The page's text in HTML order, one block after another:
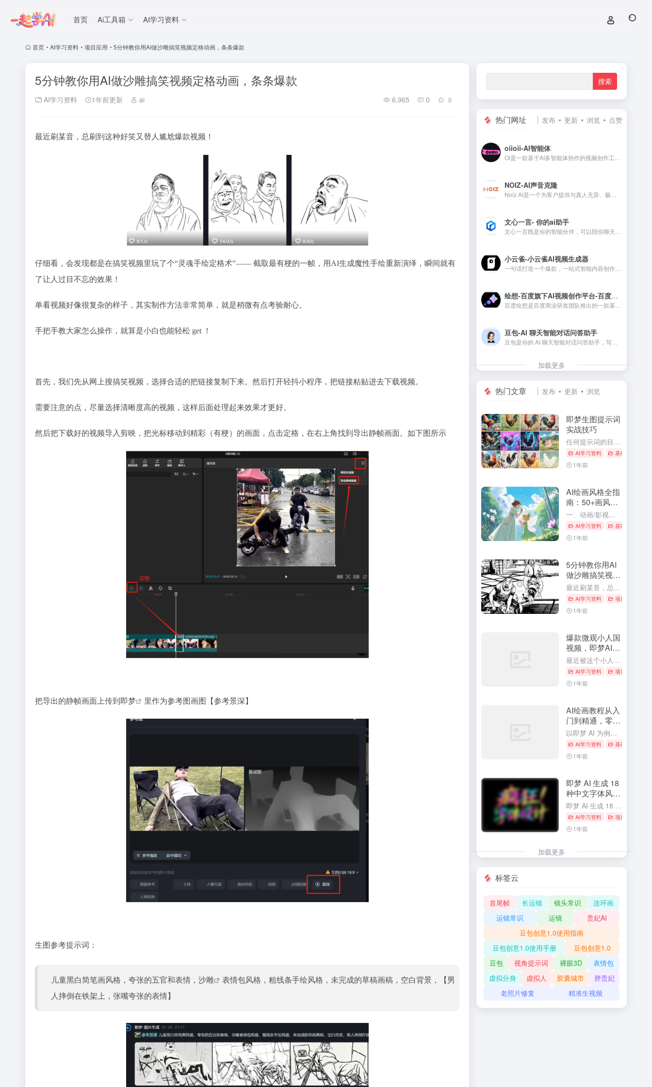
首页 Ai工具箱 AI学习资料
首页 • AI学习资料 • 项目应用 • 5分钟教你用AI做沙雕搞笑视频定格动画，条条爆款
5分钟教你用AI做沙雕搞笑视频定格动画，条条爆款
AI学习资料 1年前更新 ai 6,965 0 0
最近刷某音，总刷到这种好笑又替人尴尬爆款视频！
仔细看，会发现都是在搞笑视频里玩了个“灵魂手绘定格术”—— 截取最有梗的一帧，用AI生成魔性手绘重新演绎，瞬间就有
了让人过目不忘的效果！
单看视频好像很复杂的样子，其实制作方法非常简单，就是稍微有点考验耐心。
手把手教大家怎么操作，就算是小白也能轻松 get ！
首先，我们先从网上搜搞笑视频，选择合适的把链接复制下来。然后打开轻抖小程序，把链接粘贴进去下载视频。
需要注意的点，尽量选择清晰度高的视频，这样后面处理起来效果才更好。
然后把下载好的视频导入剪映，把光标移动到精彩（有梗）的画面，点击定格，在右上角找到导出静帧画面。如下图所示
把导出的静帧画面上传到 即梦 里作为参考图画图【参考景深】
生图参考提示词：
儿童黑白简笔画风格，夸张的五官和表情， 沙雕
表情包风格，粗线条手绘风格，未完成的草稿画稿，空白背景，【男
人摔倒在铁架上，张嘴夸张的表情】
热门网址 发布 更新 浏览 点赞
oiioii-AI智能体
NOIZ-AI声音克隆
文心一言- 你的ai助手
小云雀-小云雀AI视频生成器
绘想-百度旗下AI视频创作平台-百度蒸汽机
豆包-AI 聊天智能对话问答助手
加载更多
热门文章 发布 更新 浏览
即梦生图提示词
实战技巧
任何提示词的目的都在解决让AI明白你的意思，以便很好的为你干活。 但这里的关键是让AI明白而非自己明白。让AI明白就应该按照AI的习惯和理解去写提示词。 这一节，张老师把视线重新拉回到生图的基本逻辑上...
AI学习资料 基础技能
1年前
AI绘画风格全指
南：50+画风提
示词+实战案
例，解锁你的创
意边界
一、动画/影视工作室风格 吉卜力风格 适用情景：儿童绘本、治愈系插画、自然奇幻场景设计、动画概念稿。 案例：森林中的少女与发光的精灵，柔和色彩与细腻光影。 提示词：吉卜力风格，魔法森林，少女与精灵，柔...
AI学习资料 基础技能
1年前
5分钟教你用AI
做沙雕搞笑视频
定格动画，条条
爆款
最近刷某音，总刷到这种好笑又替人尴尬爆款视频！ 仔细看，会发现都是在搞笑视频里玩了个“灵魂手绘定格术”—— 截取最有梗的一帧，用AI生成魔性手绘重新演绎，瞬间就有了让人过目不忘的效果！ 单看视频好像很...
AI学习资料 项目应用
1年前
爆款微观小人国
视频，即梦AI制
作，迷你小人国
AI视频制作教程
最近被这个小人国世界刷屏~实在是太可爱了。 这类视频，主打一个治愈，以一种轻松愉快的氛围呈现出来。不管是大人还是小孩，都非常喜欢。 像上方截图的账号，发了21条作品，粉丝数直冲8W多，点赞和评论数数都...
AI学习资料 项目应用
1年前
AI绘画教程从入
门到精通，零基
础学会AI绘图作
画（附万能公
式）
以即梦 AI 为例，从文生图到图生图，像剥洋葱一样一层一层拆解给大家看！ 核心是【风格 + 主体 + 场景】这个万能公式，相当于给 AI 下指令的标准模板。 即使没接触过AI绘画的小白，只要按照这个公...
AI学习资料 基础技能
1年前
即梦 AI 生成 18
种中文字体风
格，附超实用提
示词！
即梦 AI 生成 18 种中文字体风格
AI学习资料 项目应用
1年前
加载更多
标签云
首尾帧 长运镜 镜头常识
连环画
运镜常识
运镜
贵妃AI
豆包创意1.0使用指南
豆包创意1.0使用手册
豆包创意1.0
豆包
视角提示词 裸眼3D
表情包
虚拟分身
虚拟人 胶囊城市
胖贵妃
老照片修复
精准生视频